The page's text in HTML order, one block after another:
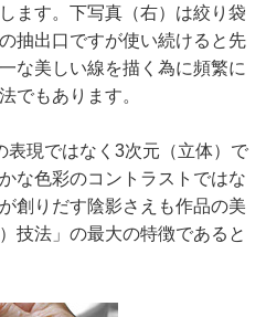
ます。下写真（右）は絞り袋
抽出口ですが使い続けると先
な美しい線を描く為に頻繁に
でもあります。
表現ではなく3次元（立体）で
な色彩のコントラストではな
創りだす陰影さえも作品の美
技法」の最大の特徴であると